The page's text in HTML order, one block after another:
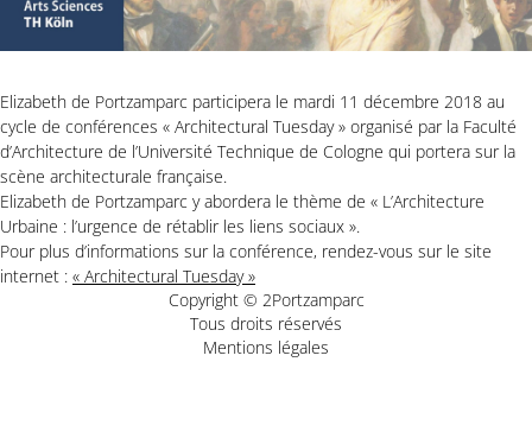
Elizabeth de Portzamparc participera le mardi 11 décembre 2018 au
cycle de conférences « Architectural Tuesday » organisé par la Faculté
d’Architecture de l’Université Technique de Cologne qui portera sur la
scène architecturale française.
Elizabeth de Portzamparc y abordera le thème de « L’Architecture
Urbaine : l’urgence de rétablir les liens sociaux ».
Pour plus d’informations sur la conférence, rendez-vous sur le site
internet : « Architectural Tuesday »
Copyright © 2Portzamparc
Tous droits réservés
Mentions légales